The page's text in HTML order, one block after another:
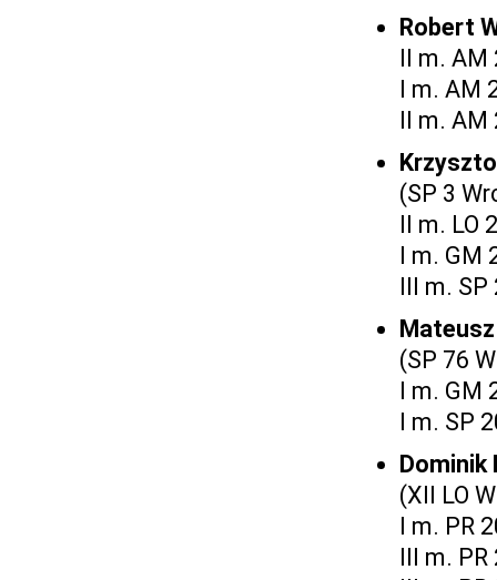
Robert
II m. AM
I m. AM
II m. AM
(SP 3
II m. LO
I m. GM
III m. SP
Mateusz
(SP 76
I m. GM
I m. SP
Dominik
(XII LO
I m. PR
III m. PR